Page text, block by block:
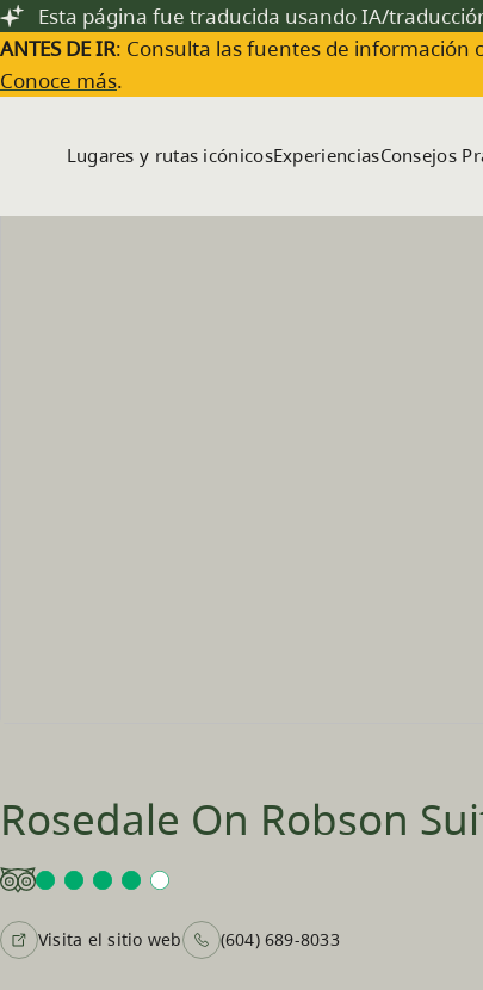
Saltar al contenido principal
Esta página fue traducida usando IA/
ANTES DE IR: Consulta las fuentes de información
Conoce más.
Lugares y rutas icónicosExperienciasConsejos
Rosedale On Robson
Visita el sitio web (604) 689-8033